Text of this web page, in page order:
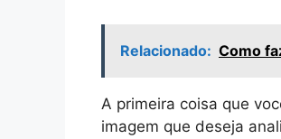
Relacionado: Como
A primeira coisa que
imagem que deseja